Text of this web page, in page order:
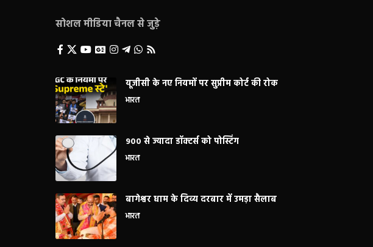
सोशल मीडिया चैनल से जुड़े
यूजीसी के नए नियमों पर सुप्रीम कोर्ट की रोक
भारत
900 से ज्यादा डॉक्टर्स को पोस्टिंग
भारत
बागेश्वर धाम के दिव्य दरबार में उमड़ा सैलाब
भारत